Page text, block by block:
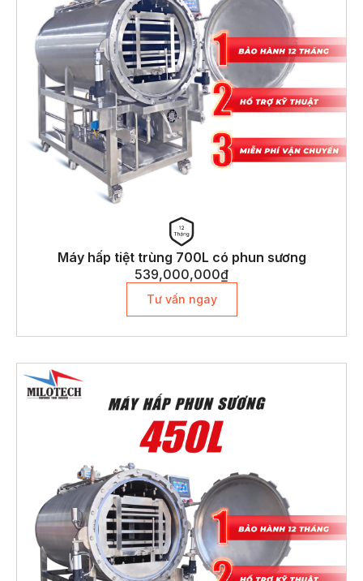
Máy hấp tiệt trùng 700L có phun sương
539,000,000₫
Tư vấn ngay